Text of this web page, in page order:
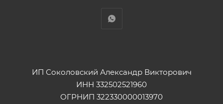
ИП Соколовский Александр Викторович
ИНН 332502521960
ОГРНИП 322330000013970